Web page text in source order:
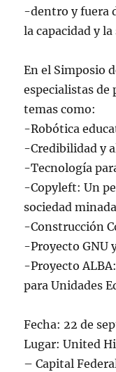
-dentro y fuera
la capacidad y
En el Simposio
especialistas
temas como:
-Robótica
-Credibilidad y
-Tecnología
-Copyleft: Un
sociedad
-Construcción
-Proyecto GNU
-Proyecto
para Unidades
Fecha: 22 de
Lugar: United
– Capital